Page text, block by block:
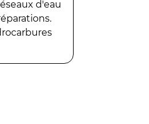
d'eau